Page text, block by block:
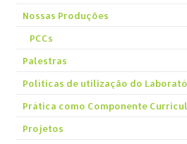
Nossas Produções
PCCs
Palestras
Políticas de utilização do
Prática como Componente
Projetos